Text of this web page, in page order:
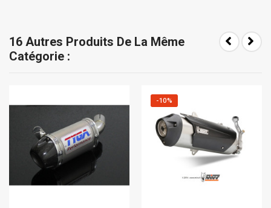
16 Autres Produits De La Même
Catégorie :
-10%